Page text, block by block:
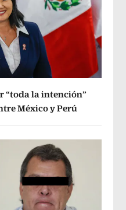
“toda la intención”
México y Perú